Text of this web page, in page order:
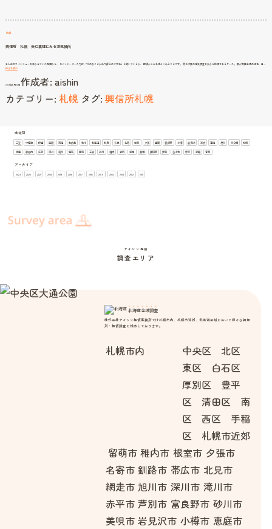
タ
札幌
興信所 札幌 矢口真理にみる浮気傾向
少し前のワイドショーを沸かせていた話題から、 コメンテーターたちは 「そのなことがあり得るのですね」と驚いているが、 探偵からみればよくあることです。 例えば妻の浮気調査を夫から依頼されるケース。 妻が専業主婦の場合、自…
続きを読む興
幌
真
理
向
2013年6月24日作成者: aishin
カテゴリー: 札幌 タグ: 興信所札幌
地域別
三笠 中標津 伊達 函館 別海 北広島 北斗 北海道 北見 千歳 名寄 士別 夕張 室蘭 富良野 小樽 岩見沢 帯広 恵庭 旭川 未分類 札幌
根室 歌志内 江別 深川 滝川 留萌 登別 石狩 砂川 稚内 紋別 網走 美唄 美瑛町 芦別 苫小牧 赤平 釧路 音更
アーカイブ
2023 2022 2021 2020 2019 2018 2017 2016 2015 2014 2013 2012 2011
アイシン探偵
調査エリア
北海道全域調査
株式会社アイシン探偵事務所では札幌市内、札幌市近郊、北海道全域において様々な興信
所・探偵調査に対応しております。
札幌市内
中央区 北区
東区 白石区
厚別区 豊平
区 清田区 南
区 西区 手稲
区 札幌市近郊
留萌市 稚内市 根室市 夕張市
名寄市 釧路市 帯広市 北見市
網走市 旭川市 深川市 滝川市
赤平市 芦別市 富良野市 砂川市
美唄市 岩見沢市 小樽市 恵庭市